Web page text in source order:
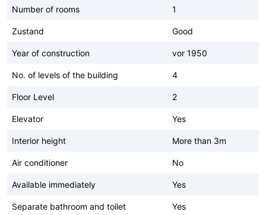
Number of rooms 1
Zustand Good
Year of construction vor 1950
No. of levels of the building 4
Floor Level 2
Elevator Yes
Interior height More than 3m
Air conditioner No
Available immediately Yes
Separate bathroom and toilet Yes